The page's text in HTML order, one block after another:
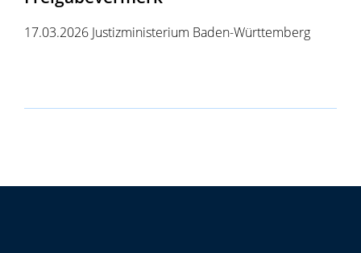
17.03.2026 Justizministerium Baden-Württemberg